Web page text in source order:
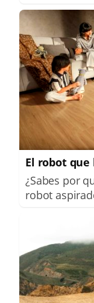
El robot
¿Sabes por
robot